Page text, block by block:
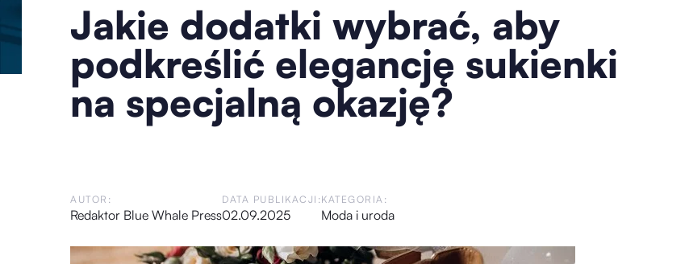
Jakie dodatki wybrać, aby
podkreślić elegancję sukienki
na specjalną okazję?
AUTOR:
Redaktor Blue Whale Press
DATA PUBLIKACJI:
02.09.2025
KATEGORIA:
Moda i uroda